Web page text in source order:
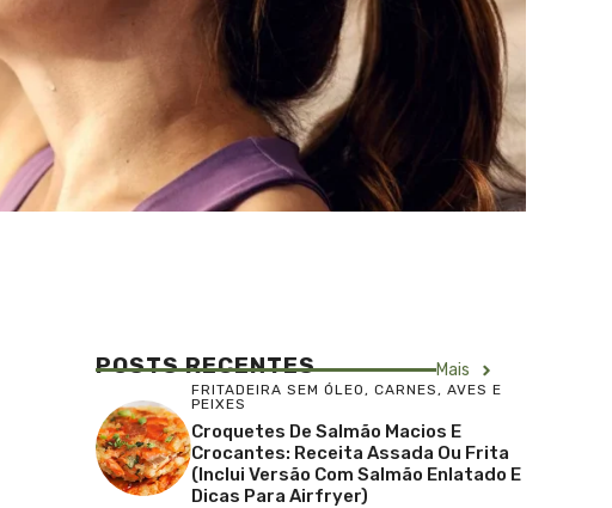
POSTS RECENTES Mais
FRITADEIRA SEM ÓLEO, CARNES, AVES E
PEIXES
Croquetes De Salmão Macios E
Crocantes: Receita Assada Ou Frita
(inclui Versão Com Salmão Enlatado E
Dicas Para Airfryer)